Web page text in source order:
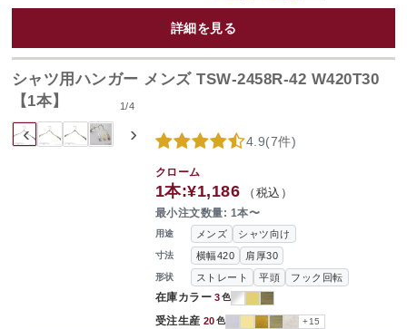
詳細を見る
‹ ›
1/4
シャツ用ハンガー メンズ TSW-2458R-42 W420T30
【1本】
用途 メンズ シャツ向け
寸法 横幅420 肩厚30
形状 ストレート 平頭 フック回転
在庫カラー 3色
受注生産 20色 +15
4.9(7件)
クローム
1本:¥1,186 （税込）
最小注文数量: 1本〜